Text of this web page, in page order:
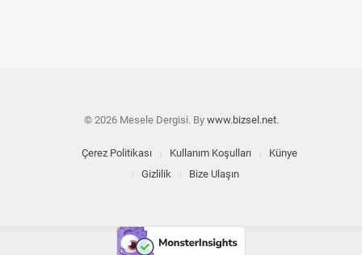
© 2026 Mesele Dergisi. By www.bizsel.net.
Çerez Politikası Kullanım Koşulları
Künye
Gizlilik
Bize Ulaşın